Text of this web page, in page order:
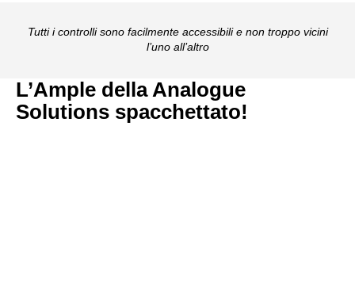
Tutti i controlli sono facilmente accessibili e non troppo vicini
l’uno all’altro
L’Ample della Analogue
Solutions spacchettato!